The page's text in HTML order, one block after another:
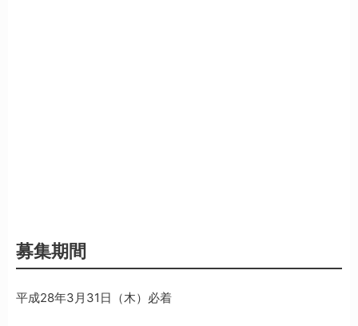
募集期間
平成28年3月31日（木）必着